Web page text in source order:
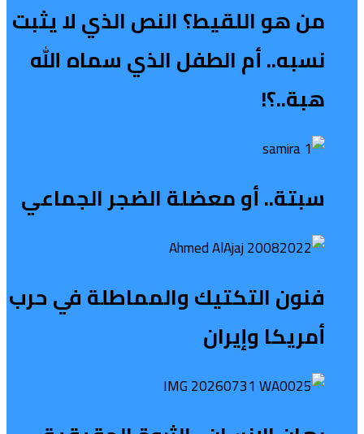
من هو اللقيط؟ النص الذي لا يثبت
نسبه.. أم الطفل الذي سماه الله
هبة..؟!
سبتة.. أو معضلة الضجر الجماعي
فنون التكتيك والمماطلة في حرب
أمريكا وإيران